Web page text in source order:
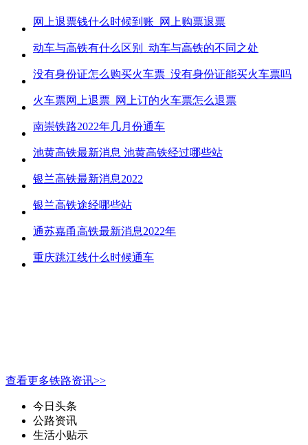
网上退票钱什么时候到账_网上购票退票
动车与高铁有什么区别_动车与高铁的不同之处
没有身份证怎么购买火车票_没有身份证能买火车票吗
火车票网上退票_网上订的火车票怎么退票
南崇铁路2022年几月份通车
池黄高铁最新消息 池黄高铁经过哪些站
银兰高铁最新消息2022
银兰高铁途经哪些站
通苏嘉甬高铁最新消息2022年
重庆跳江线什么时候通车
查看更多铁路资讯>>
今日头条
公路资讯
生活小贴示